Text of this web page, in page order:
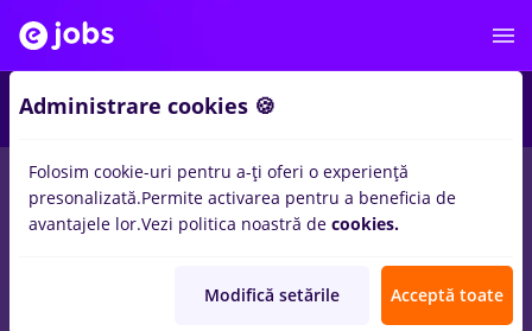
Salarii Remote (de acasă) București Cluj-
Administrare cookies 🍪
Folosim cookie-uri pentru a-ți oferi o experiență
presonalizată.Permite activarea pentru a beneficia de
avantajele lor.Vezi politica noastră de cookies.
Modifică setările Acceptă toate